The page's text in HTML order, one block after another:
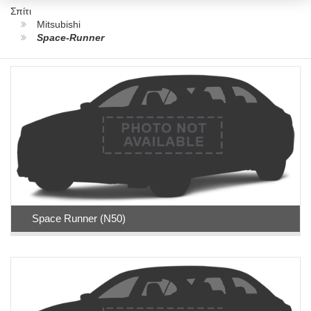
Σπίτι
Mitsubishi
Space-Runner
Space Runner (N50)